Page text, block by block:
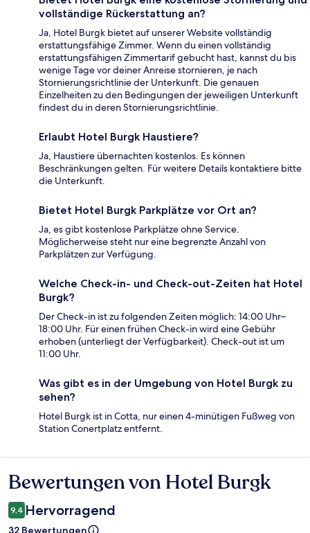
vollständige Rückerstattung an?
Ja, Hotel Burgk bietet auf unserer Website vollständig
erstattungsfähige Zimmer. Wenn du einen vollständig
erstattungsfähigen Zimmertarif gebucht hast, kannst du bis
wenige Tage vor deiner Anreise stornieren, je nach
Stornierungsrichtlinie der Unterkunft. Die genauen
Einzelheiten zu den Bedingungen der jeweiligen Unterkunft
findest du in deren Stornierungsrichtlinie.
Erlaubt Hotel Burgk Haustiere?
Ja, Haustiere übernachten kostenlos. Es können
Beschränkungen gelten. Für weitere Details kontaktiere bitte
die Unterkunft.
Bietet Hotel Burgk Parkplätze vor Ort an?
Ja, es gibt kostenlose Parkplätze ohne Service.
Möglicherweise steht nur eine begrenzte Anzahl von
Parkplätzen zur Verfügung.
Welche Check-in- und Check-out-Zeiten hat Hotel
Burgk?
Der Check-in ist zu folgenden Zeiten möglich: 14:00 Uhr–
18:00 Uhr. Für einen frühen Check-in wird eine Gebühr
erhoben (unterliegt der Verfügbarkeit). Check-out ist um
11:00 Uhr.
Was gibt es in der Umgebung von Hotel Burgk zu
sehen?
Hotel Burgk ist in Cotta, nur einen 4-minütigen Fußweg von
Station Conertplatz entfernt.
Bewertungen
Bewertungen von Hotel Burgk
9,4 Hervorragend
32 Bewertungen